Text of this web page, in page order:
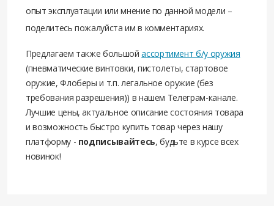
опыт эксплуатации или мнение по данной модели –
поделитесь пожалуйста им в комментариях.
Предлагаем также большойассортимент б/у оружия
(пневматические винтовки, пистолеты, стартовое
оружие, Флоберы и т.п. легальное оружие (без
требования разрешения)) в нашем Телеграм-канале.
Лучшие цены, актуальное описание состояния товара
и возможность быстро купить товар через нашу
платформу - подписывайтесь, будьте в курсе всех
новинок!